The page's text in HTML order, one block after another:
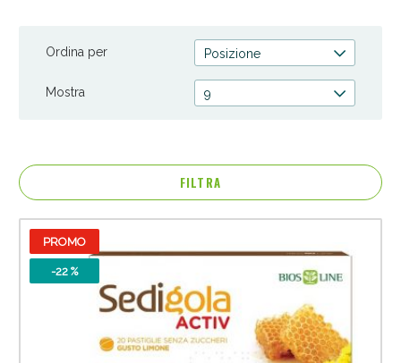
farmaci attentamente selezionati per contrastare tosse secca,
grassa e mal di gola. La tua salute è nelle mani giuste.
Ordina per Posizione
Mostra 9
FILTRA
PROMO
-22 %
Anticellulite e Fanghi: Sconto fino al 40% valido